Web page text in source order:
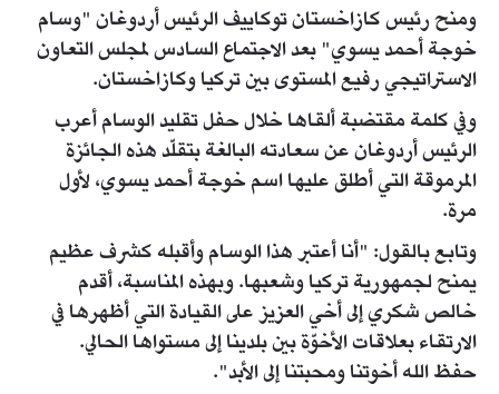
ومنح رئيس كازاخستان توكاييف الرئيس أردوغان "وسام
خوجة أحمد يسوي" بعد الاجتماع السادس لمجلس التعاون
الاستراتيجي رفيع المستوى بين تركيا وكازاخستان.
وفي كلمة مقتضبة ألقاها خلال حفل تقليد الوسام أعرب
الرئيس أردوغان عن سعادته البالغة بتقلّد هذه الجائزة
المرموقة التي أطلق عليها اسم خوجة أحمد يسوي، لأول
مرة.
وتابع بالقول: "أنا أعتبر هذا الوسام وأقبله كشرف عظيم
يمنح لجمهورية تركيا وشعبها. وبهذه المناسبة، أقدم
خالص شكري إلى أخي العزيز على القيادة التي أظهرها في
الارتقاء بعلاقات الأخوّة بين بلدينا إلى مستواها الحالي.
حفظ الله أخوتنا ومحبتنا إلى الأبد".